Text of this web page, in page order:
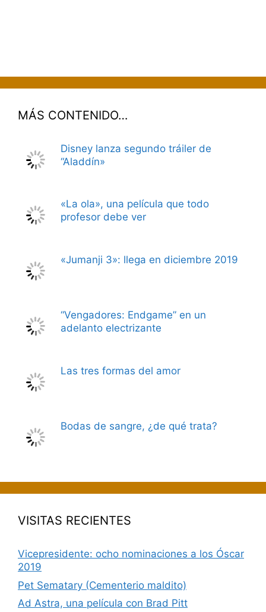
MÁS CONTENIDO…
Disney lanza segundo tráiler de
“Aladdín»
«La ola», una película que todo
profesor debe ver
«Jumanji 3»: llega en diciembre 2019
“Vengadores: Endgame” en un
adelanto electrizante
Las tres formas del amor
Bodas de sangre, ¿de qué trata?
VISITAS RECIENTES
Vicepresidente: ocho nominaciones a los Óscar
2019
Pet Sematary (Cementerio maldito)
Ad Astra, una película con Brad Pitt